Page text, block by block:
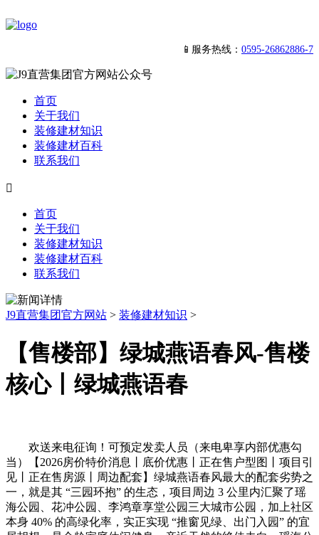
📱服务热线： 0595-26862886-7
首页
关于我们
装修建材知识
装修建材百科
联系我们

首页
关于我们
装修建材知识
装修建材百科
联系我们
J9直营集团官方网站 > 装修建材知识 >
【售楼部】绿城燕语春风-售楼
核心丨绿城燕语春
欢送来电征询！可预定发卖人员（来电卑享内部优惠勾
当）【2026房价特价消息丨底价优惠丨正在售户型图丨项目引
见丨正在售房源丨周边配套】绿城燕语春风最大的配套劣势之
一，就是其 “三园环抱” 的生态，项目周边 3 公里内汇聚了瑶
海公园、花冲公园、李鸿章享堂公园三大城市公园，加上社区
本身 40% 的高绿化率，实正实现 “推窗见绿、出门入园” 的宜